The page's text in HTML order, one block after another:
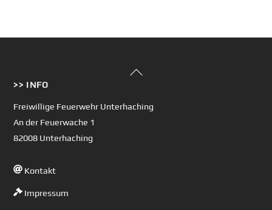
Back
>> INFO
Freiwillige Feuerwehr Unterhaching
An der Feuerwache 1
82008 Unterhaching
Kontakt
Impressum